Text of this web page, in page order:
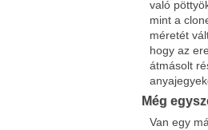
való
mint a
méretét
hogy az
átmásolt
Még
Van egy